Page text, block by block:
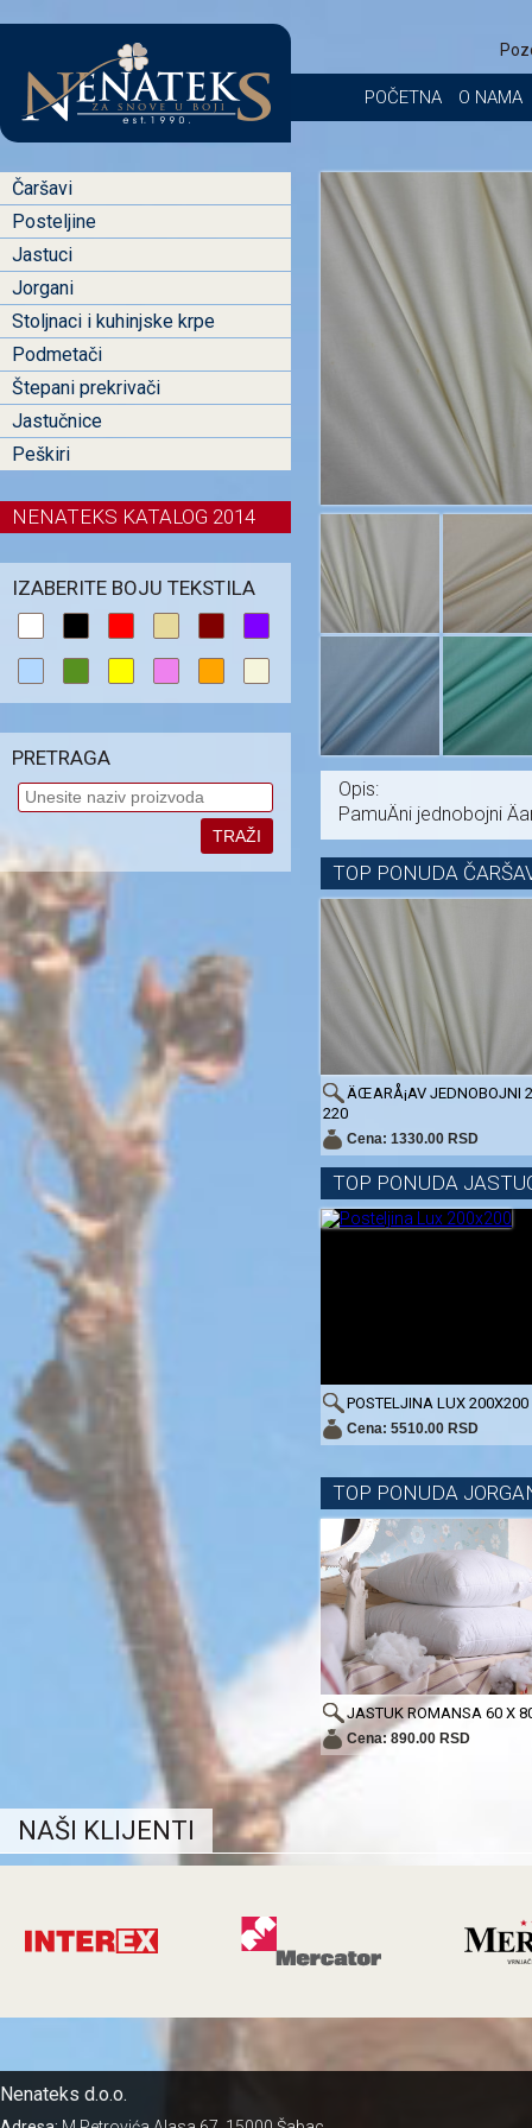
POČETNA O NAMA
Opis:
PamuÄni jednobojni
TOP PONUDA
ÄŒARÅ¡AV JEDNOBOJNI
220
Cena: 1330.00 RSD
TOP PONUDA
POSTELJINA LUX 200X200
Cena: 5510.00 RSD
TOP PONUDA
JASTUK ROMANSA 60 X
Cena: 890.00 RSD
Čaršavi
Posteljine
Jastuci
Jorgani
Stoljnaci i kuhinjske krpe
Podmetači
Štepani prekrivači
Jastučnice
Peškiri
NENATEKS KATALOG 2014
IZABERITE BOJU TEKSTILA
PRETRAGA
TRAŽI
NAŠI KLIJENTI
Nenateks d.o.o.